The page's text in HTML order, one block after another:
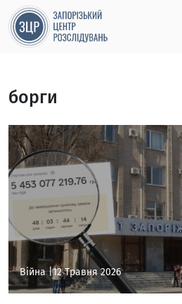
борги
Війна |12 Травня 2026